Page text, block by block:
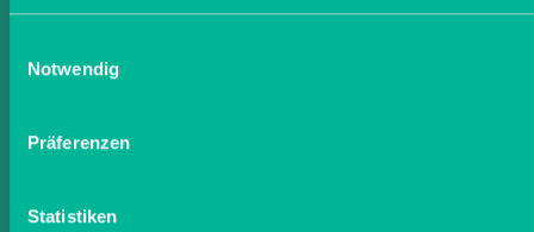
Notwendig
Präferenzen
Statistiken